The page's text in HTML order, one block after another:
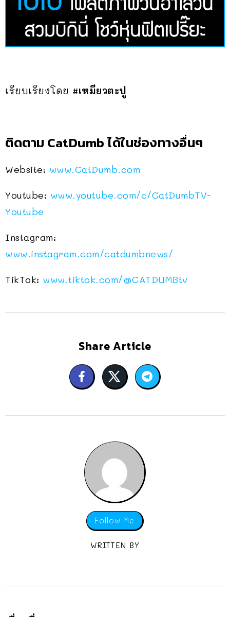
เรียบเรียงโดย #เหมียวตะปู
ติดตาม CatDumb ได้ในช่องทางอื่นๆ
Website: www.CatDumb.com
Youtube: www.youtube.com/c/CatDumbTV-
Youtube
Instagram:
www.instagram.com/catdumbnews/
TikTok: www.tiktok.com/@CATDUMBtv
Share Article
Follow Me
WRITTEN BY